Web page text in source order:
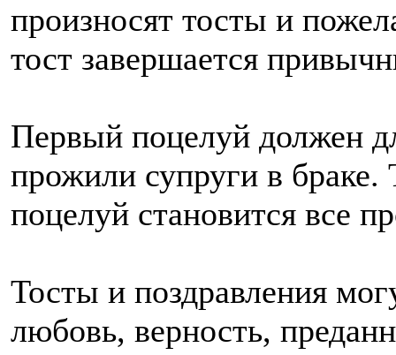
произносят тосты и
тост завершается
Первый поцелуй должен
прожили супруги в
поцелуй становится все
Тосты и поздравления
любовь, верность,